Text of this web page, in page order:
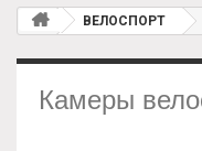
ВЕЛОСПОРТ
Камеры